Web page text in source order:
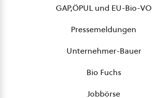
GAP,ÖPUL und EU-Bio-VO
Pressemeldungen
Unternehmer-Bauer
Bio Fuchs
Jobbörse